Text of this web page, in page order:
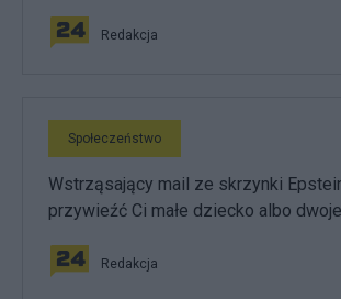
Redakcja
Społeczeństwo
Wstrząsający mail ze skrzynki
przywieźć Ci małe dziecko albo
Redakcja